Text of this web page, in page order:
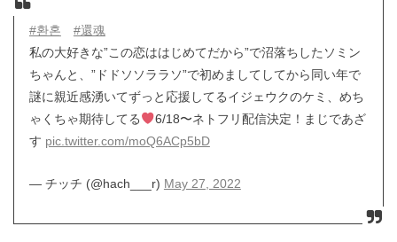
#환혼
#還魂
私の大好きな”この恋ははじめてだから”で沼落ちしたソミン
ちゃんと、”ドドソソララソ”で初めましてしてから同い年で
謎に親近感湧いてずっと応援してるイジェウクのケミ、めち
ゃくちゃ期待してる
‍6/18〜ネトフリ配信決定！まじであざ
す pic.twitter.com/moQ6ACp5bD
— チッチ (@hach___r) May 27, 2022